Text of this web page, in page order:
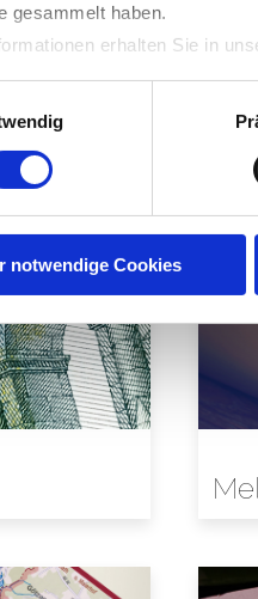
gesammelt haben.
erhalten Sie in
notwendige Cookies